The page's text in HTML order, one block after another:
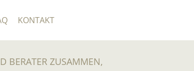
KONTAKT
BERATER ZUSAMMEN,